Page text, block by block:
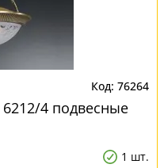
76264
4 подвесные
1 шт.